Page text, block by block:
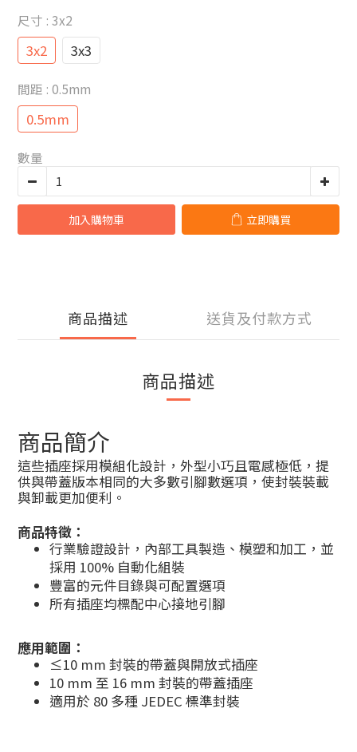
尺寸 : 3x2
3x2 3x3
間距 : 0.5mm
0.5mm
數量
加入購物車 立即購買
商品描述 送貨及付款方式
商品描述
商品簡介
這些插座採用模組化設計，外型小巧且電感極低，提
供與帶蓋版本相同的大多數引腳數選項，使封裝裝載
與卸載更加便利。
商品特徵：
行業驗證設計，內部工具製造、模塑和加工，並
採用 100% 自動化組裝
豐富的元件目錄與可配置選項
所有插座均標配中心接地引腳
應用範圍：
≤10 mm 封裝的帶蓋與開放式插座
10 mm 至 16 mm 封裝的帶蓋插座
適用於 80 多種 JEDEC 標準封裝